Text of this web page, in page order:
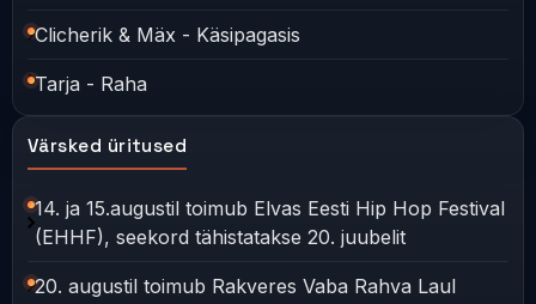
Clicherik & Mäx - Käsipagasis
Tarja - Raha
Värsked üritused
14. ja 15.augustil toimub Elvas Eesti Hip Hop Festival
(EHHF), seekord tähistatakse 20. juubelit
20. augustil toimub Rakveres Vaba Rahva Laul